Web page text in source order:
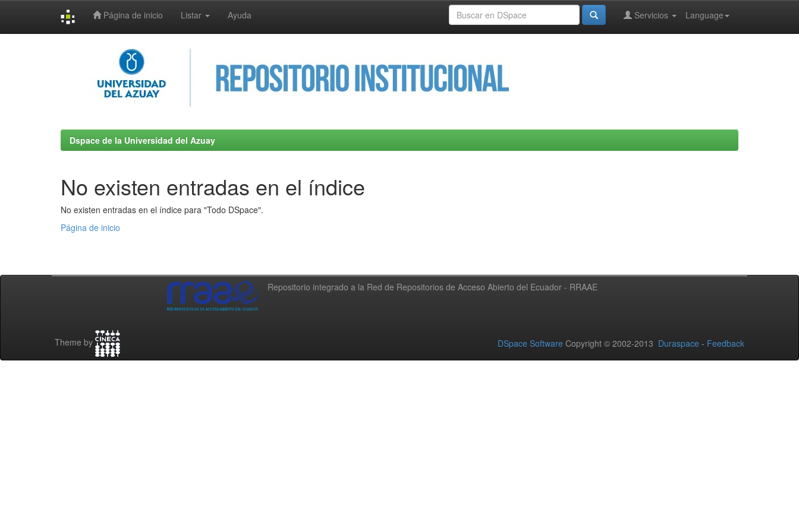
Página de inicio Listar Ayuda Language
Servicios
Dspace de la Universidad del Azuay
No existen entradas en el índice
No existen entradas en el índice para "Todo DSpace".
Página de inicio
Repositorio integrado a la Red de Repositorios de Acceso Abierto del Ecuador - RRAAE
Theme by DSpace Software Copyright © 2002-2013 Duraspace - Feedback